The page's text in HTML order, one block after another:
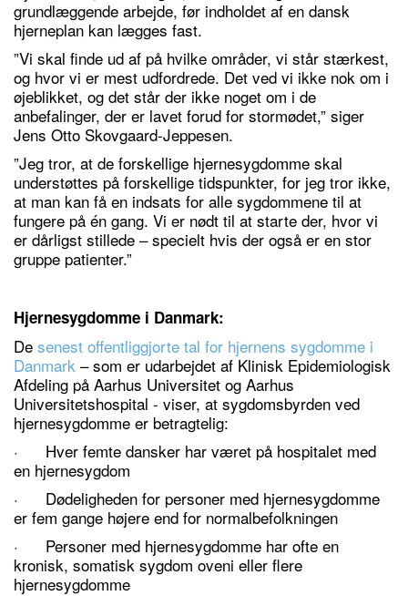
grundlæggende arbejde, før indholdet af en dansk
hjerneplan kan lægges fast.
”Vi skal finde ud af på hvilke områder, vi står stærkest,
og hvor vi er mest udfordrede. Det ved vi ikke nok om i
øjeblikket, og det står der ikke noget om i de
anbefalinger, der er lavet forud for stormødet,” siger
Jens Otto Skovgaard-Jeppesen.
”Jeg tror, at de forskellige hjernesygdomme skal
understøttes på forskellige tidspunkter, for jeg tror ikke,
at man kan få en indsats for alle sygdommene til at
fungere på én gang. Vi er nødt til at starte der, hvor vi
er dårligst stillede – specielt hvis der også er en stor
gruppe patienter.”
Hjernesygdomme i Danmark:
De senest offentliggjorte tal for hjernens sygdomme i
Danmark – som er udarbejdet af Klinisk Epidemiologisk
Afdeling på Aarhus Universitet og Aarhus
Universitetshospital - viser, at sygdomsbyrden ved
hjernesygdomme er betragtelig:
· Hver femte dansker har været på hospitalet med
en hjernesygdom
· Dødeligheden for personer med hjernesygdomme
er fem gange højere end for normalbefolkningen
· Personer med hjernesygdomme har ofte en
kronisk, somatisk sygdom oveni eller flere
hjernesygdomme